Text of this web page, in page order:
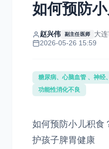
如何预防
赵兴伟 副主任医师
大
2026-05-26 15:59
糖尿病、心脑血管 、神经
功能性消化不良
如何预防小儿积食
护孩子脾胃健康